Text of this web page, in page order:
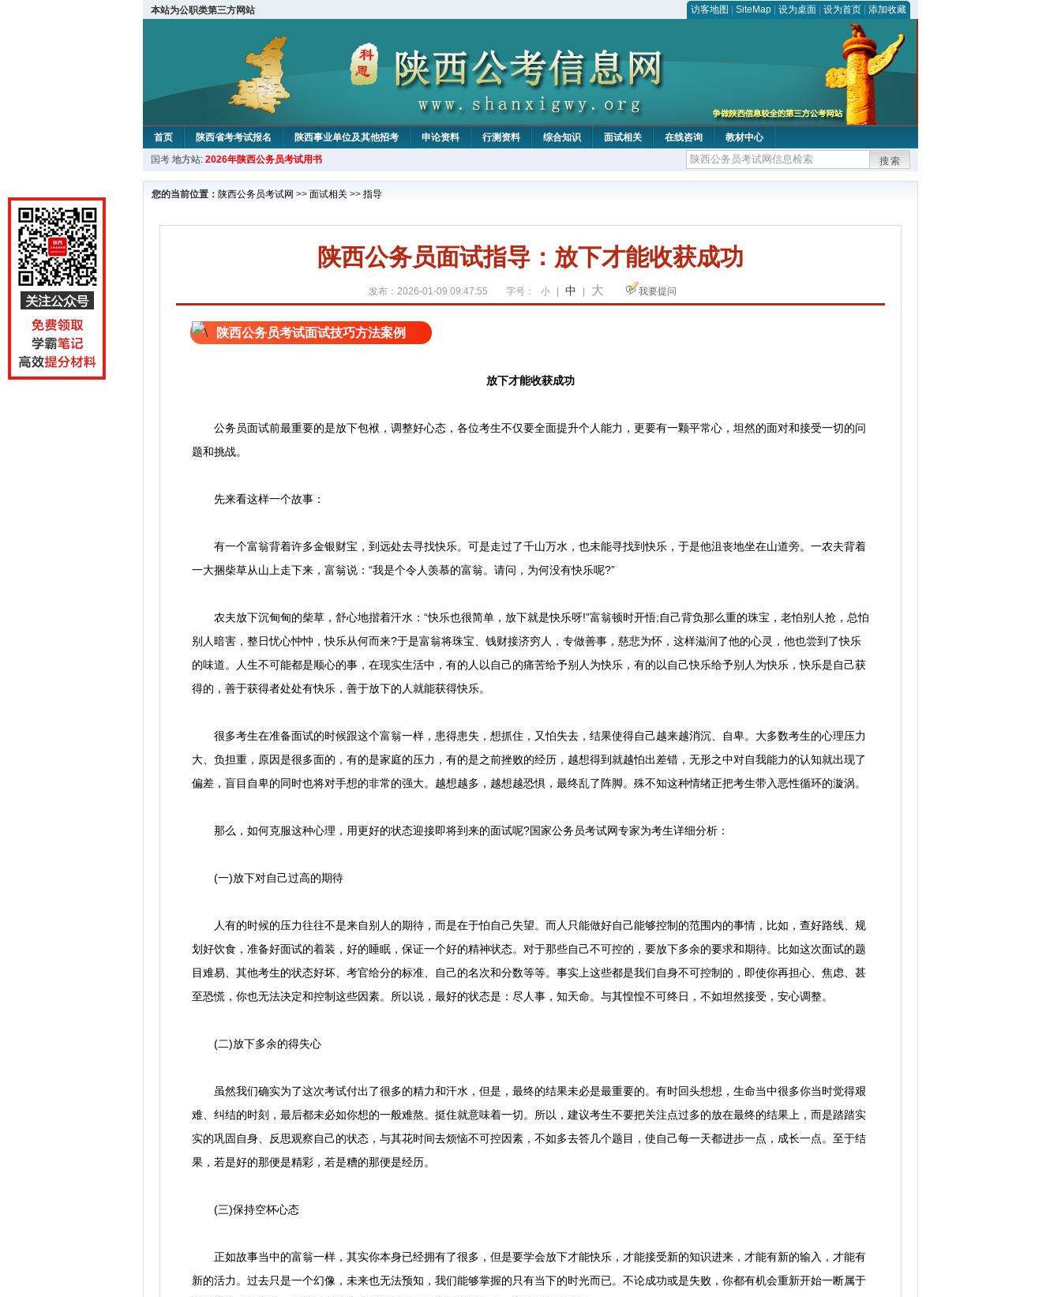
本站为公职类第三方网站 访客地图 SiteMap 设为桌面 设为首页 添加收藏
首页 陕西省考考试报名 陕西事业单位及其他招考 申论资料 行测资料 综合知识 面试相关 在线咨询
教材中心
国考 地方站: 2026年陕西公务员考试用书 搜索
您的当前位置： 陕西公务员考试网 >> 面试相关 >> 指导
陕西公务员面试指导：放下才能收获成功
发布：2026-01-09 09:47:55 字号： 小 中 大 我要提问
陕西公务员考试面试技巧方法案例
放下才能收获成功
公务员面试前最重要的是放下包袱，调整好心态，各位考生不仅要全面提升个人能力，更要有一颗平常心，坦然的面对和接受一切的问
题和挑战。
先来看这样一个故事：
有一个富翁背着许多金银财宝，到远处去寻找快乐。可是走过了千山万水，也未能寻找到快乐，于是他沮丧地坐在山道旁。一农夫背着
一大捆柴草从山上走下来，富翁说：“我是个令人羡慕的富翁。请问，为何没有快乐呢?”
农夫放下沉甸甸的柴草，舒心地揩着汗水：“快乐也很简单，放下就是快乐呀!”富翁顿时开悟;自己背负那么重的珠宝，老怕别人抢，总怕
别人暗害，整日忧心忡忡，快乐从何而来?于是富翁将珠宝、钱财接济穷人，专做善事，慈悲为怀，这样滋润了他的心灵，他也尝到了快乐
的味道。人生不可能都是顺心的事，在现实生活中，有的人以自己的痛苦给予别人为快乐，有的以自己快乐给予别人为快乐，快乐是自己获
得的，善于获得者处处有快乐，善于放下的人就能获得快乐。
很多考生在准备面试的时候跟这个富翁一样，患得患失，想抓住，又怕失去，结果使得自己越来越消沉、自卑。大多数考生的心理压力
大、负担重，原因是很多面的，有的是家庭的压力，有的是之前挫败的经历，越想得到就越怕出差错，无形之中对自我能力的认知就出现了
偏差，盲目自卑的同时也将对手想的非常的强大。越想越多，越想越恐惧，最终乱了阵脚。殊不知这种情绪正把考生带入恶性循环的漩涡。
那么，如何克服这种心理，用更好的状态迎接即将到来的面试呢?国家公务员考试网专家为考生详细分析：
(一)放下对自己过高的期待
人有的时候的压力往往不是来自别人的期待，而是在于怕自己失望。而人只能做好自己能够控制的范围内的事情，比如，查好路线、规
划好饮食，准备好面试的着装，好的睡眠，保证一个好的精神状态。对于那些自己不可控的，要放下多余的要求和期待。比如这次面试的题
目难易、其他考生的状态好坏、考官给分的标准、自己的名次和分数等等。事实上这些都是我们自身不可控制的，即使你再担心、焦虑、甚
至恐慌，你也无法决定和控制这些因素。所以说，最好的状态是：尽人事，知天命。与其惶惶不可终日，不如坦然接受，安心调整。
(二)放下多余的得失心
虽然我们确实为了这次考试付出了很多的精力和汗水，但是，最终的结果未必是最重要的。有时回头想想，生命当中很多你当时觉得艰
难、纠结的时刻，最后都未必如你想的一般难熬。挺住就意味着一切。所以，建议考生不要把关注点过多的放在最终的结果上，而是踏踏实
实的巩固自身、反思观察自己的状态，与其花时间去烦恼不可控因素，不如多去答几个题目，使自己每一天都进步一点，成长一点。至于结
果，若是好的那便是精彩，若是糟的那便是经历。
(三)保持空杯心态
正如故事当中的富翁一样，其实你本身已经拥有了很多，但是要学会放下才能快乐，才能接受新的知识进来，才能有新的输入，才能有
新的活力。过去只是一个幻像，未来也无法预知，我们能够掌握的只有当下的时光而已。不论成功或是失败，你都有机会重新开始一断属于